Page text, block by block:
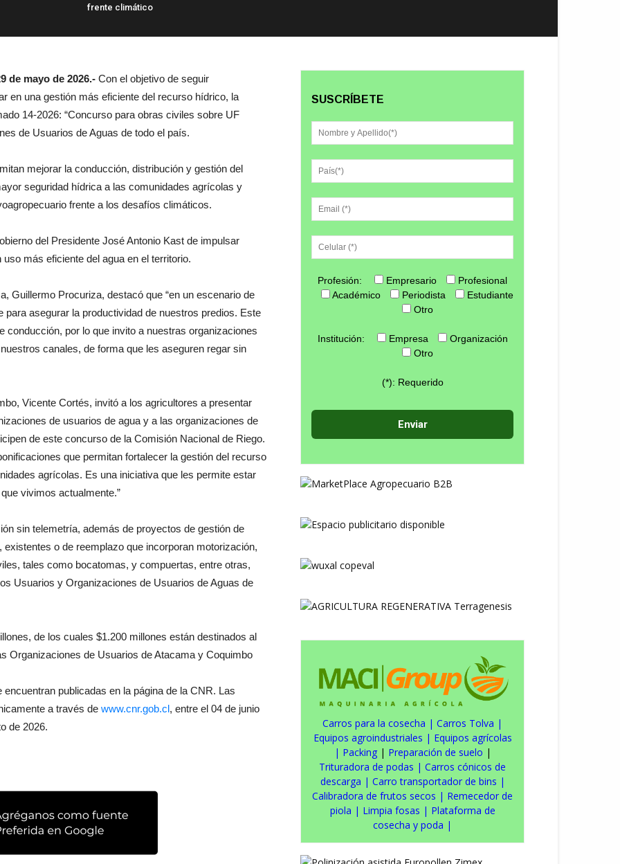
frente climático
de mayo de 2026.- Con el objetivo de seguir
en una gestión más eficiente del recurso hídrico, la
14-2026: “Concurso para obras civiles sobre UF
de Usuarios de Aguas de todo el país.
mejorar la conducción, distribución y gestión del
seguridad hídrica a las comunidades agrícolas y
frente a los desafíos climáticos.
del Presidente José Antonio Kast de impulsar
más eficiente del agua en el territorio.
Guillermo Procuriza, destacó que “en un escenario de
asegurar la productividad de nuestros predios. Este
por lo que invito a nuestras organizaciones
canales, de forma que les aseguren regar sin
Vicente Cortés, invitó a los agricultores a presentar
de usuarios de agua y a las organizaciones de
de este concurso de la Comisión Nacional de Riego.
que permitan fortalecer la gestión del recurso
agrícolas. Es una iniciativa que les permite estar
vivimos actualmente.”
sin telemetría, además de proyectos de gestión de
o de reemplazo que incorporan motorización,
tales como bocatomas, y compuertas, entre otras,
Usuarios y Organizaciones de Usuarios de Aguas de
de los cuales $1.200 millones están destinados al
Organizaciones de Usuarios de Atacama y Coquimbo
publicadas en la página de la CNR. Las
a través de www.cnr.gob.cl, entre el 04 de junio
de 2026.
SUSCRÍBETE
Profesión: Empresario
Profesional
Académico
Periodista
Estudiante
Otro
Institución: Empresa
Organización
Otro
(*): Requerido
Carros para la cosecha | Carros Tolva |
Equipos agroindustriales | Equipos agrícolas
| Packing| Preparación de suelo |
Trituradora de podas | Carros cónicos de
descarga | Carro transportador de bins |
Calibradora de frutos secos | Remecedor de
piola | Limpia fosas | Plataforma de
cosecha y poda |